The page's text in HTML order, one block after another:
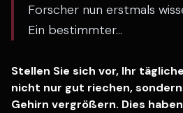
Forscher nun erstmals
Ein bestimmter...
Stellen Sie sich vor, Ihr
nicht nur gut riechen,
Gehirn vergrößern. Dies